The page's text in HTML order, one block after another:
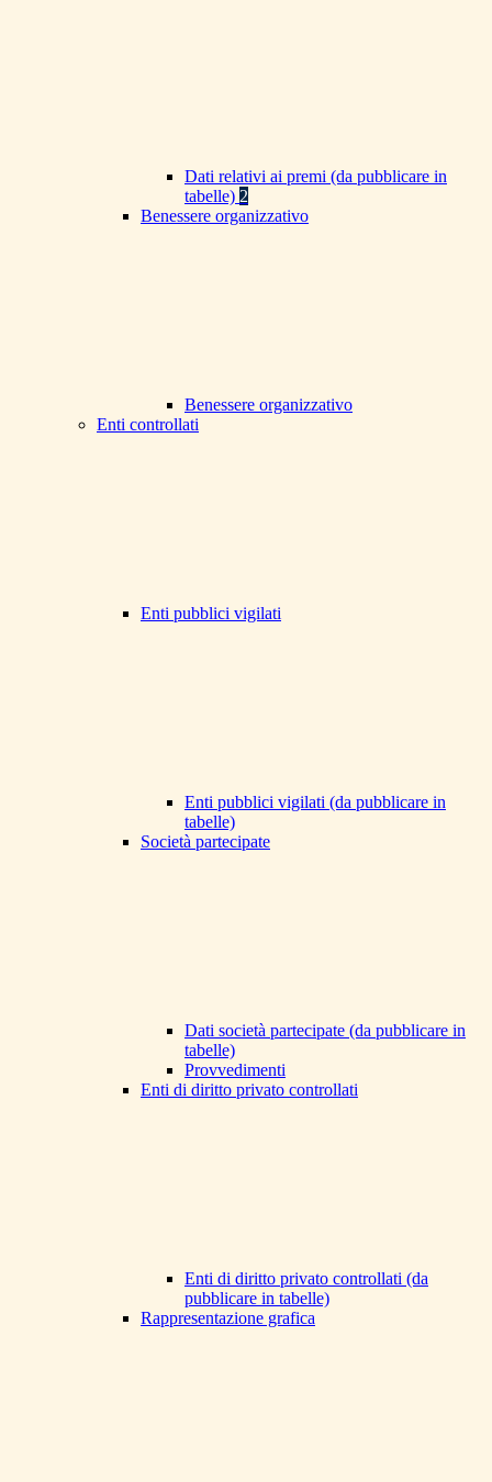
Dati relativi ai premi (da pubblicare in
tabelle) 2
Benessere organizzativo
Benessere organizzativo
Enti controllati
Enti pubblici vigilati
Enti pubblici vigilati (da pubblicare in
tabelle)
Società partecipate
Dati società partecipate (da pubblicare in
tabelle)
Provvedimenti
Enti di diritto privato controllati
Enti di diritto privato controllati (da
pubblicare in tabelle)
Rappresentazione grafica